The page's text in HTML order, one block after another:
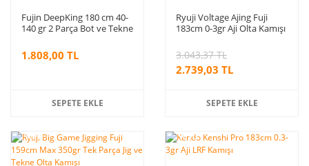
Fujin DeepKing 180 cm 40-
140 gr 2 Parça Bot ve Tekne
1.808,00 TL
SEPETE EKLE
Ryuji Voltage Ajing Fuji
183cm 0-3gr Aji Olta Kamışı
2.739,03 TL
3.043,37 TL
SEPETE EKLE
%10
indirim
%10